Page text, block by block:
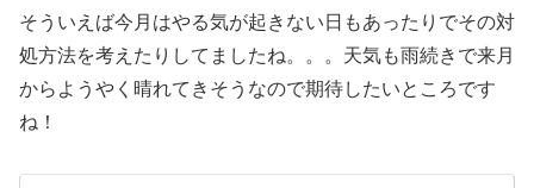
そういえば今月はやる気が起きない日もあったりでその対
処方法を考えたりしてましたね。。。天気も雨続きで来月
からようやく晴れてきそうなので期待したいところです
ね！